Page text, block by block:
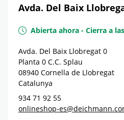
Avda. Del Baix
Abierta ahora - Cierra a las
Avda. Del Baix Llobregat 0
Planta 0 C.C. Splau
08940 Cornella de Llobregat
Catalunya
934 71 92 55
onlineshop-